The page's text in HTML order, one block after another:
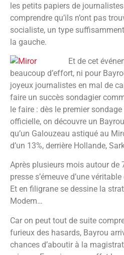
les petits papiers de
comprendre qu’ils n’ont pas
socialiste, un type
la gauche.
Et de cet
beaucoup d’effort, ni pour
joyeux journalistes en mal de
faire un succès sondagier
le faire : dès le premier
officielle, on découvre un
qu’un Galouzeau astiqué au
d’un 13%, derrière Hollande,
Après plusieurs mois autour de
presse s’émeuve d’une
Et en filigrane se dessine la
Modem…
Car on peut tout de suite
furieux des hasards, Bayrou
chances d’aboutir à la